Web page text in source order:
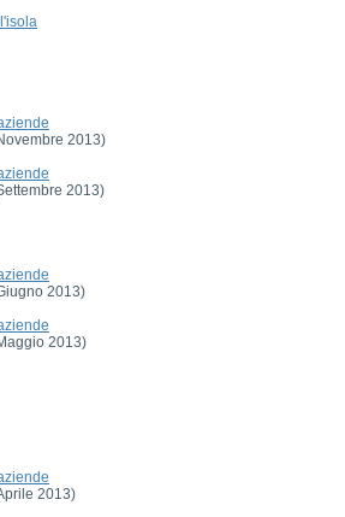
2013)
2013)
2013)
2013)
2013)